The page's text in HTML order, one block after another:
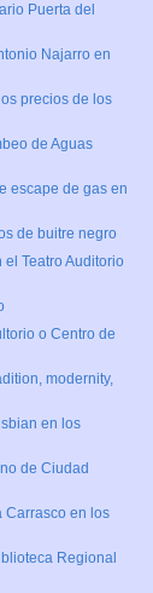
Puerta del
Najarro en
precios de los
de Aguas
escape de gas en
de buitre negro
el Teatro Auditorio
o Centro de
modernity,
en los
de Ciudad
Carrasco en los
Regional